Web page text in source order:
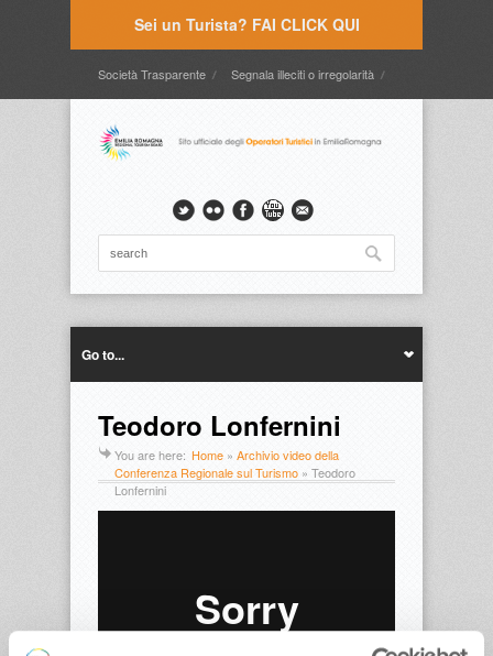
Sei un Turista? FAI CLICK QUI
Società Trasparente Segnala illeciti o irregolarità
Timbrature
Go to...
Teodoro Lonfernini
You are here: Home » Archivio video della
Conferenza Regionale sul Turismo » Teodoro
Lonfernini